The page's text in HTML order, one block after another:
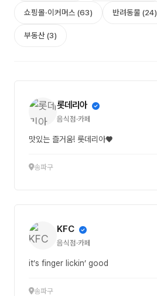
쇼핑몰·이커머스 (63) 반려동물 (24)
부동산 (3)
롯데리아
음식점·카페
맛있는 즐거움! 롯데리아♥
송파구
KFC
음식점·카페
it’s finger lickin’ good
송파구